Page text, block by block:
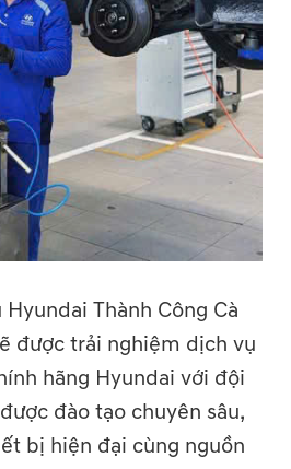
Thành Công Cà
được trải nghiệm dịch vụ
hãng Hyundai với đội
đào tạo chuyên sâu,
bị hiện đại cùng nguồn